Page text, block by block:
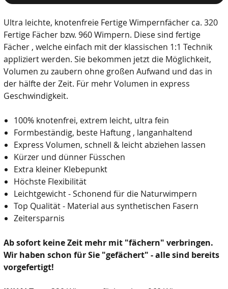
Ultra leichte, knotenfreie Fertige Wimpernfächer ca. 320
Fertige Fächer bzw. 960 Wimpern. Diese sind fertige
Fächer , welche einfach mit der klassischen 1:1 Technik
appliziert werden. Sie bekommen jetzt die Möglichkeit,
Volumen zu zaubern ohne großen Aufwand und das in
der hälfte der Zeit. Für mehr Volumen in express
Geschwindigkeit.
100% knotenfrei, extrem leicht, ultra fein
Formbeständig, beste Haftung , langanhaltend
Express Volumen, schnell & leicht abziehen lassen
Kürzer und dünner Füsschen
Extra kleiner Klebepunkt
Höchste Flexibilität
Leichtgewicht - Schonend für die Naturwimpern
Top Qualität - Material aus synthetischen Fasern
Zeitersparnis
Ab sofort keine Zeit mehr mit "fächern" verbringen.
Wir haben schon für Sie "gefächert" - alle sind bereits
vorgefertigt!